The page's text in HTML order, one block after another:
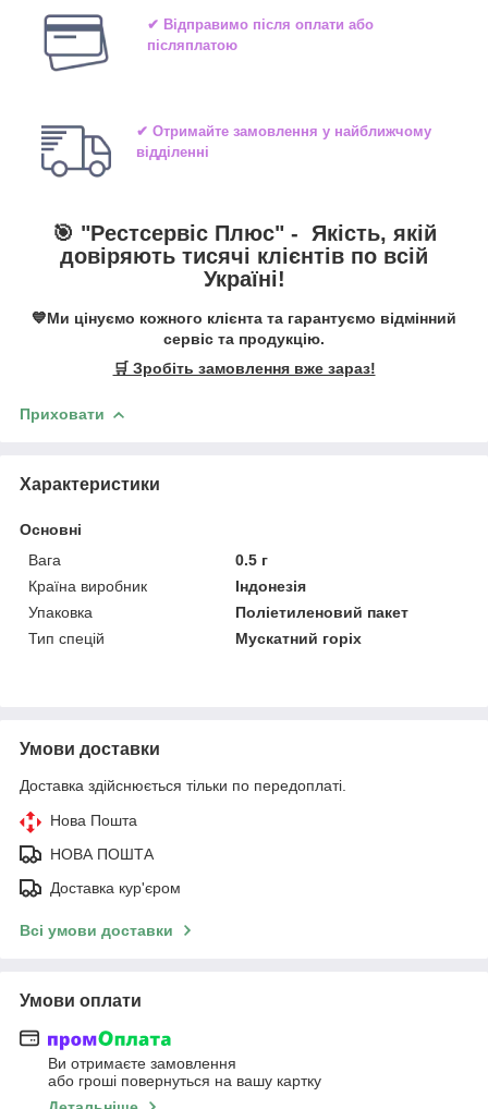
✔ Відправимо після оплати або
післяплатою
✔ Отримайте замовлення у найближчому
відділенні
🎯 "Рестсервіс Плюс" - Якість, якій
довіряють тисячі клієнтів по всій
Україні!
💙Ми цінуємо кожного клієнта та гарантуємо відмінний
сервіс та продукцію.
🛒 Зробіть замовлення вже зараз!
Приховати
Характеристики
Основні
Вага
0.5 г
Країна виробник
Індонезія
Упаковка
Поліетиленовий пакет
Тип спецій
Мускатний горіх
Умови доставки
Доставка здійснюється тільки по передоплаті.
Нова Пошта
НОВА ПОШТА
Доставка кур'єром
Всі умови доставки
Умови оплати
Ви отримаєте замовлення
або гроші повернуться на вашу картку